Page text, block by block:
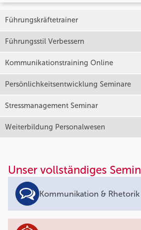
Führungskräftetrainer
Führungsstil Verbessern
Kommunikationstraining Online
Persönlichkeitsentwicklung Seminare
Stressmanagement Seminar
Weiterbildung Personalwesen
Unser vollständiges
Kommunikation & Rhetorik